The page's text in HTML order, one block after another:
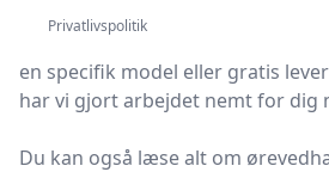
Hvad enten du leder efter
en specifik model eller gratis
har vi gjort arbejdet nemt for dig
Du kan også læse alt om
Privatlivspolitik